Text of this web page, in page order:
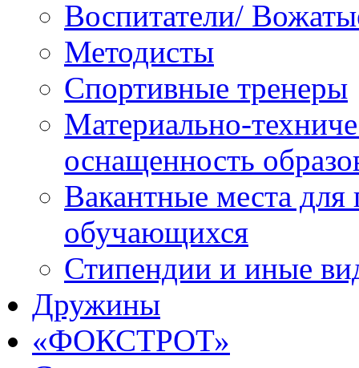
Воспитатели/
Методисты
Спортивные тренеры
Материально-
оснащенность
Вакантные места для
обучающихся
Стипендии и иные
Дружины
«ФОКСТРОТ»